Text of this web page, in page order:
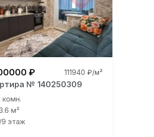
₽ 111940 ₽/м²
№ 140250309
комн.
м²
этаж